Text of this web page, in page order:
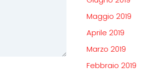
Maggio 2019
Aprile 2019
Marzo 2019
Febbraio 2019